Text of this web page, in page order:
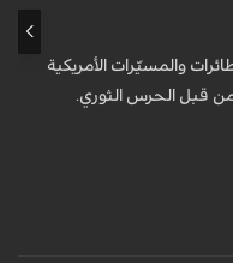
والمسيّرات الأمريكية
من قبل الحرس الثوري.